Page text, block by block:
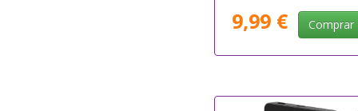
9,99 € Comprar